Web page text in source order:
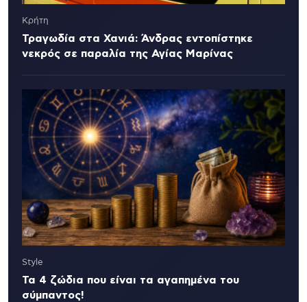
Κρήτη
Τραγωδία στα Χανιά: Άνδρας εντοπίστηκε
νεκρός σε παραλία της Αγίας Μαρίνας
Style
Τα 4 ζώδια που είναι τα αγαπημένα του
σύμπαντος!